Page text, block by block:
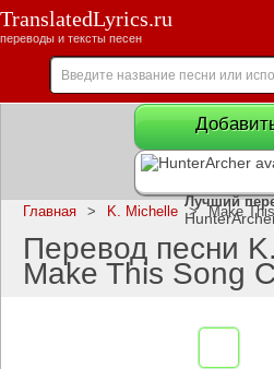
TranslatedLyrics.ru
переводы и тексты песен
Лучший
Главная > K. Michelle > Make
Перевод песни
Make This Song